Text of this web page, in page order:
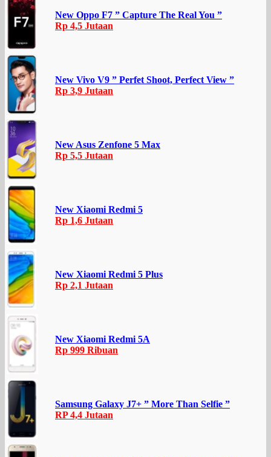
New Oppo F7 ” Capture The Real You ”
Rp 4,5 Jutaan
New Vivo V9 ” Perfet Shoot, Perfect View ”
Rp 3,9 Jutaan
New Asus Zenfone 5 Max
Rp 5,5 Jutaan
New Xiaomi Redmi 5
Rp 1,6 Jutaan
New Xiaomi Redmi 5 Plus
Rp 2,1 Jutaan
New Xiaomi Redmi 5A
Rp 999 Ribuan
Samsung Galaxy J7+ ” More Than Selfie ”
RP 4,4 Jutaan